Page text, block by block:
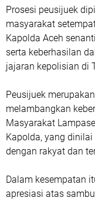
Prosesi peusijuek
masyarakat
Kapolda Aceh
serta keberhasilan
jajaran kepolisian di
Peusijuek
melambangkan
Masyarakat
Kapolda, yang
dengan rakyat dan
Dalam kesempatan
apresiasi atas